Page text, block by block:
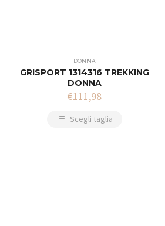
DONNA
GRISPORT 1314316 TREKKING
DONNA
€111,98
Scegli taglia